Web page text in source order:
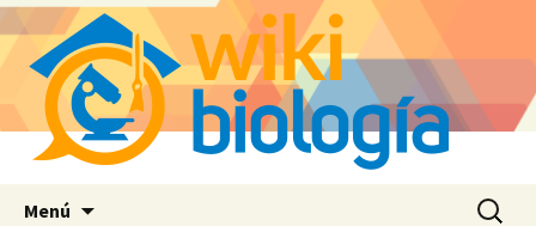
Menú Buscar: